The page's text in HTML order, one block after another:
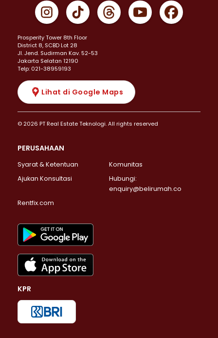
Prosperity Tower 8th Floor
District 8, SCBD Lot 28
JI. Jend. Sudirman Kav. 52-53
Jakarta Selatan 12190
Telp: 021-38959193
Lihat di Google Maps
© 2026 PT Real Estate Teknologi. All rights reserved
PERUSAHAAN
Syarat & Ketentuan
Komunitas
Ajukan Konsultasi
Hubungi:
enquiry@belirumah.co
Rentfix.com
KPR